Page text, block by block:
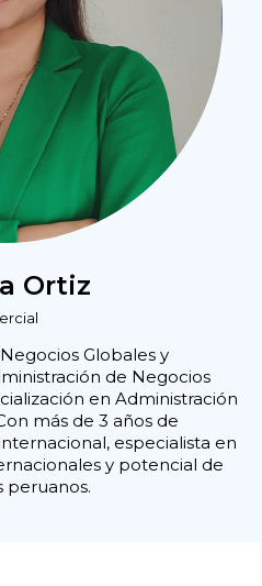
Ortiz
Globales y
de Negocios
en Administración
más de 3 años de
especialista en
y potencial de
peruanos.